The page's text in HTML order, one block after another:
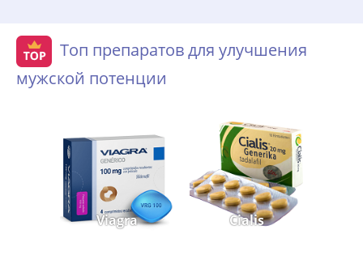
Топ препаратов для улучшения
мужской потенции
Viagra Cialis